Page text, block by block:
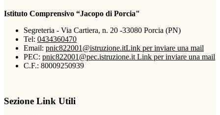
Istituto Comprensivo “Jacopo di Porcia"
Segreteria - Via Cartiera, n. 20 -33080 Porcia (PN)
Tel: 0434360470
Email: pnic822001@istruzione.itLink per inviare una mail
PEC: pnic822001@pec.istruzione.it Link per inviare una mail
C.F.: 80009250939
Sezione Link Utili